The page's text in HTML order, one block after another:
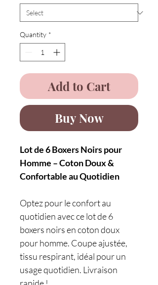
Quantity *
Add to Cart
Buy Now
Lot de 6 Boxers Noirs pour
Homme – Coton Doux &
Confortable au Quotidien
Optez pour le confort au
quotidien avec ce lot de 6
boxers noirs en coton doux
pour homme. Coupe ajustée,
tissu respirant, idéal pour un
usage quotidien. Livraison